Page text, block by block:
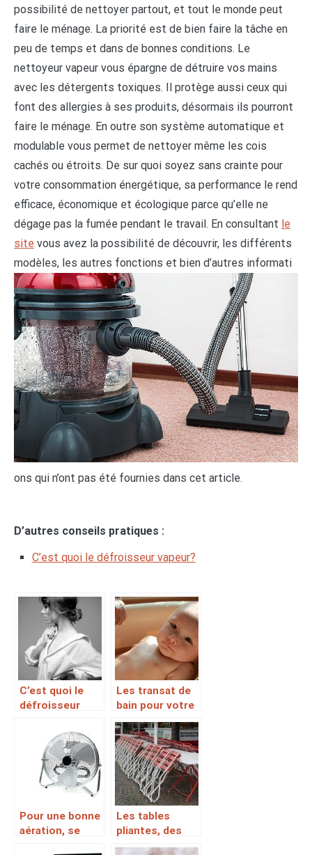
possibilité de nettoyer partout, et tout le monde peut
faire le ménage. La priorité est de bien faire la tâche en
peu de temps et dans de bonnes conditions. Le
nettoyeur vapeur vous épargne de détruire vos mains
avec les détergents toxiques. Il protège aussi ceux qui
font des allergies à ses produits, désormais ils pourront
faire le ménage. En outre son système automatique et
modulable vous permet de nettoyer même les cois
cachés ou étroits. De sur quoi soyez sans crainte pour
votre consommation énergétique, sa performance le rend
efficace, économique et écologique parce qu’elle ne
dégage pas la fumée pendant le travail. En consultant le
site vous avez la possibilité de découvrir, les différents
modèles, les autres fonctions et bien d’autres informati
ons qui n’ont pas été fournies dans cet article.
D’autres conseils pratiques :
C’est quoi le défroisseur vapeur?
C’est quoi le
défroisseur
Les transat de
bain pour votre
bébé à bon prix
Pour une bonne
aération, se
Les tables
pliantes, des
accessoires